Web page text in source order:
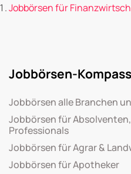
Jobbörsen für
Jobbörsen-
Jobbörsen alle Branchen
Jobbörsen für
Professionals
Jobbörsen für Agrar &
Jobbörsen für Apotheker